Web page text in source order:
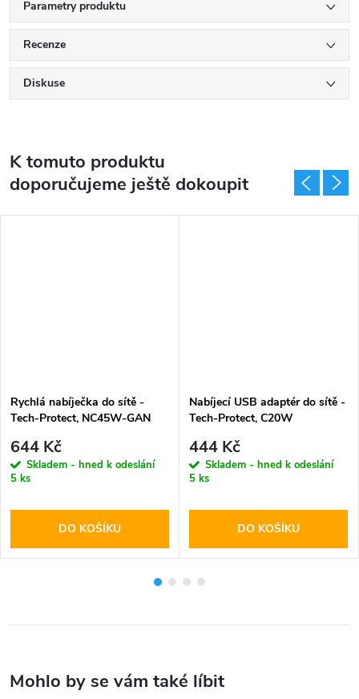
Parametry produktu
Recenze
Diskuse
K tomuto produktu
doporučujeme ještě dokoupit
Rychlá nabíječka do sítě -
Tech-Protect, NC45W-GAN
644 Kč
Skladem - hned k odeslání
5 ks
DO KOŠÍKU
Nabíjecí USB adaptér do sítě -
Tech-Protect, C20W
444 Kč
Skladem - hned k odeslání
5 ks
DO KOŠÍKU